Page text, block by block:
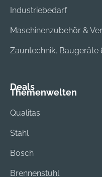
Industriebedarf
Maschinenzubehör &
Zauntechnik, Baugeräte
Deals
Themenwelten
Qualitas
Stahl
Bosch
Brennenstuhl